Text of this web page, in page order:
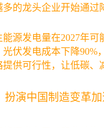
的龙头企业开始通过
源发电量在2027年
伏发电成本下降90%
供可行性，让低碳、
扮演中国制造变革